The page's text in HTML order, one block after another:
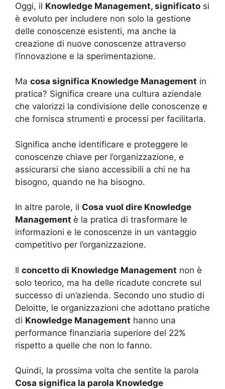
Oggi, il Knowledge Management, significato si
è evoluto per includere non solo la gestione
delle conoscenze esistenti, ma anche la
creazione di nuove conoscenze attraverso
l’innovazione e la sperimentazione.
Ma cosa significa Knowledge Management in
pratica? Significa creare una cultura aziendale
che valorizzi la condivisione delle conoscenze e
che fornisca strumenti e processi per facilitarla.
Significa anche identificare e proteggere le
conoscenze chiave per l’organizzazione, e
assicurarsi che siano accessibili a chi ne ha
bisogno, quando ne ha bisogno.
In altre parole, il Cosa vuol dire Knowledge
Management è la pratica di trasformare le
informazioni e le conoscenze in un vantaggio
competitivo per l’organizzazione.
Il concetto di Knowledge Management non è
solo teorico, ma ha delle ricadute concrete sul
successo di un’azienda. Secondo uno studio di
Deloitte, le organizzazioni che adottano pratiche
di Knowledge Management hanno una
performance finanziaria superiore del 22%
rispetto a quelle che non lo fanno.
Quindi, la prossima volta che sentite la parola
Cosa significa la parola Knowledge